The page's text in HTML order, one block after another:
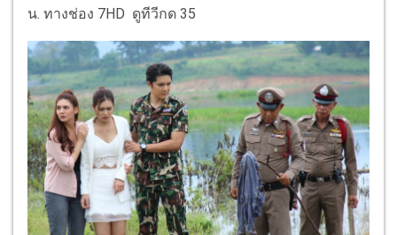
น. ทางช่อง 7HD ดูทีวีกด 35